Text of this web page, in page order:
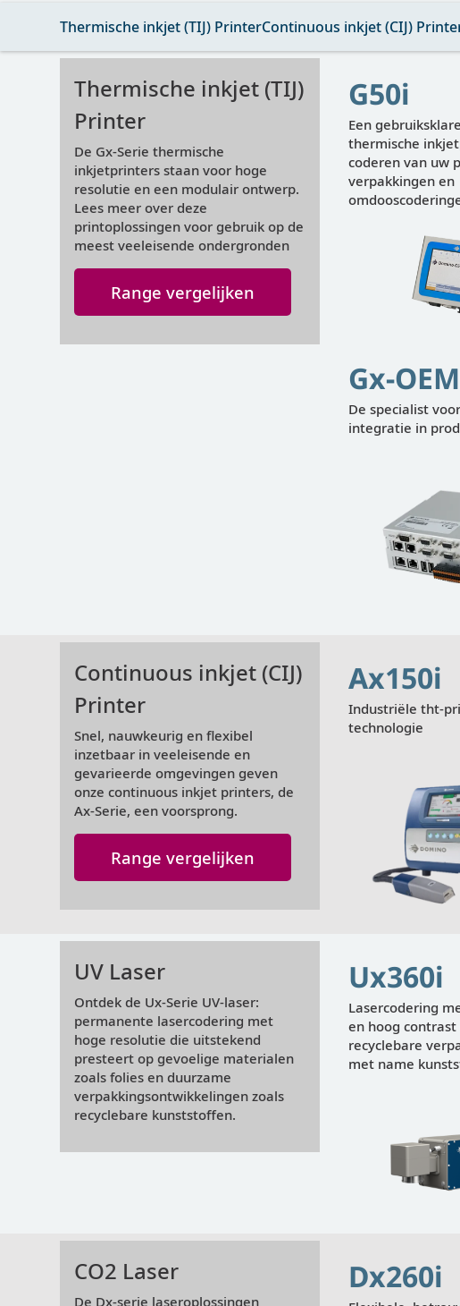
Thermische inkjet (TIJ) PrinterContinuous inkjet (CIJ)
Thermische inkjet (TIJ)
Printer
De Gx-Serie thermische
inkjetprinters staan voor hoge
resolutie en een modulair ontwerp.
Lees meer over deze
printoplossingen voor gebruik op de
meest veeleisende ondergronden
Range vergelijken
G50i
Een
thermische
coderen van uw
verpakkingen en
Weergeven
Gx-OEM
De specialist
integratie in
Continuous inkjet (CIJ)
Printer
Snel, nauwkeurig en flexibel
inzetbaar in veeleisende en
gevarieerde omgevingen geven
onze continuous inkjet printers, de
Ax-Serie, een voorsprong.
Range vergelijken
Ax150i
Industriële tht-
technologie
Weergeven
UV Laser
Ontdek de Ux-Serie UV-laser:
permanente lasercodering met
hoge resolutie die uitstekend
presteert op gevoelige materialen
zoals folies en duurzame
verpakkingsontwikkelingen zoals
recyclebare kunststoffen.
Ux360i
Lasercodering
en hoog
recyclebare
met name
CO2 Laser
De Dx-serie laseroplossingen
Dx260i